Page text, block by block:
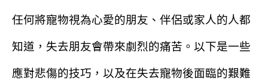
任何將寵物視為心愛的朋友、伴侶或家人的人都
知道，失去朋友會帶來劇烈的痛苦。以下是一些
應對悲傷的技巧，以及在失去寵物後面臨的艱難